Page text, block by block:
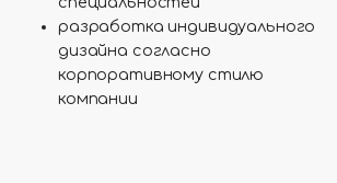
разработка индивидуального
дизайна согласно
корпоративному стилю
компании